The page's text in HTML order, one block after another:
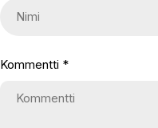
Kommentti *